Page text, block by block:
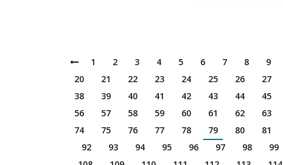
1 2 3 4 5 6 7 8 9
20
21 22 23 24 25 26 27
38
39 40 41 42 43 44 45
56
57 58 59 60 61 62 63
74
75 76 77 78 79 80 81
92
93 94 95 96 97 98 99